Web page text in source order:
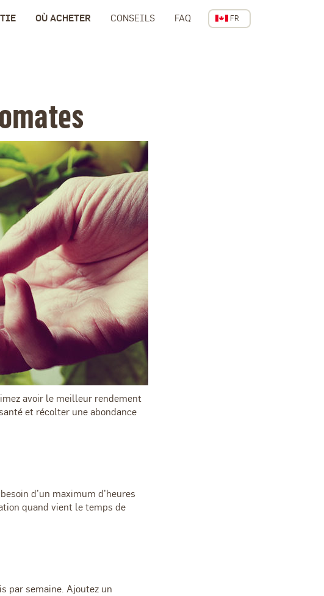
OÙ ACHETER CONSEILS FAQ
CANADA FR
avoir le meilleur rendement
et récolter une abondance
d’un maximum d’heures
quand vient le temps de
par semaine. Ajoutez un